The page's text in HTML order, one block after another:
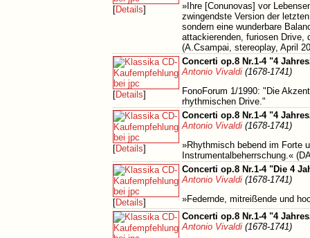
[Details]
»Ihre [Conunovas] vor
zwingendste Version der
sondern eine wunderbare
attackierenden, furiosen Drive,
(A.Csampai, stereoplay, April
[Details]
Concerti op.8 Nr.1-4 "4
Antonio Vivaldi (1678-1741)
FonoForum 1/1990: "Die
rhythmischen Drive."
[Details]
Concerti op.8 Nr.1-4 "4
Antonio Vivaldi (1678-1741)
»Rhythmisch bebend im Forte
Instrumentalbeherrschung.«
[Details]
Concerti op.8 Nr.1-4 "Die 4
Antonio Vivaldi (1678-1741)
»Federnde, mitreißende und
Concerti op.8 Nr.1-4 "4
Antonio Vivaldi (1678-1741)